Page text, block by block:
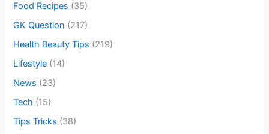
:Food Recipes (35)
GK Question (217)
Health Beauty Tips (219)
Lifestyle (14)
News (23)
Tech (15)
Tips Tricks (38)